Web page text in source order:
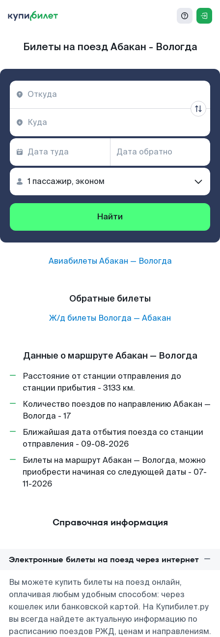
Билеты на поезд Абакан - Вологда
Найти
Авиабилеты Абакан — Вологда
Обратные билеты
Ж/д билеты Вологда — Абакан
Данные о маршруте Абакан — Вологда
Расстояние от станции отправления до
станции прибытия - 3133 км.
Количество поездов по направлению Абакан —
Вологда - 17
Ближайшая дата отбытия поезда со станции
отправления - 09-08-2026
Билеты на маршрут Абакан — Вологда, можно
приобрести начиная со следующей даты - 07-
11-2026
Справочная информация
Электронные билеты на поезд через интернет
Вы можете купить билеты на поезд онлайн,
оплачивая любым удобным способом: через
кошелек или банковской картой. На Купибилет.ру
вы всегда найдете актуальную информацию по
расписанию поездов РЖД, ценам и направлениям.